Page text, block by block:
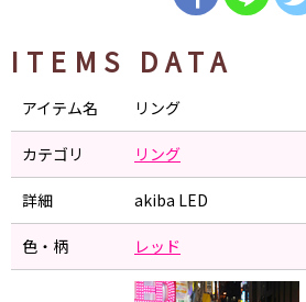
ITEMS DATA
アイテム名 リング
カテゴリ リング
詳細 akiba LED
色・柄 レッド